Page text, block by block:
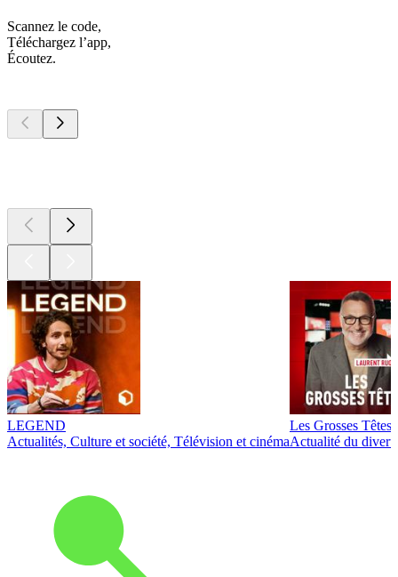
Scannez le code,
Téléchargez l’app,
Écoutez.
LEGEND
Actualités, Culture et société, Télévision et cinéma
Les Grosses Têtes
Actualité du